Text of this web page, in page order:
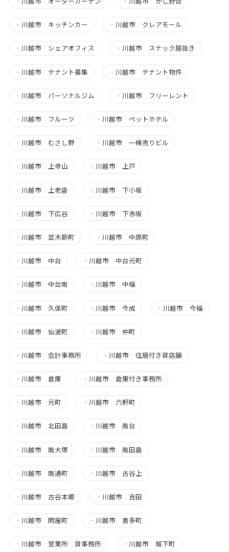
・ 川越市 キッチンカー ・ 川越市 クレアモール
・ 川越市 シェアオフィス ・ 川越市 スナック居抜き
・ 川越市 テナント募集 ・ 川越市 テナント物件
・ 川越市 パーソナルジム ・ 川越市 フリーレント
・ 川越市 フルーツ ・ 川越市 ペットホテル
・ 川越市 むさし野 ・ 川越市 一棟売りビル
・ 川越市 上寺山 ・ 川越市 上戸
・ 川越市 上老袋 ・ 川越市 下小坂
・ 川越市 下広谷 ・ 川越市 下赤坂
・ 川越市 並木新町 ・ 川越市 中原町
・ 川越市 中台 ・ 川越市 中台元町
・ 川越市 中台南 ・ 川越市 中福
・ 川越市 久保町 ・ 川越市 今成 ・ 川越市 今福
・ 川越市 仙波町 ・ 川越市 仲町
・ 川越市 会計事務所 ・ 川越市 住居付き貸店舗
・ 川越市 倉庫 ・ 川越市 倉庫付き事務所
・ 川越市 元町 ・ 川越市 六軒町
・ 川越市 北田島 ・ 川越市 南台
・ 川越市 南大塚 ・ 川越市 南田島
・ 川越市 南通町 ・ 川越市 古谷上
・ 川越市 古谷本郷 ・ 川越市 吉田
・ 川越市 問屋町 ・ 川越市 喜多町
・ 川越市 営業所 貸事務所 ・ 川越市 城下町